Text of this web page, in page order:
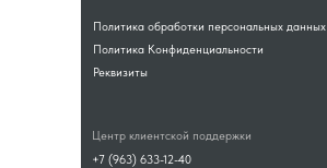
Политика обработки персональных данных
Политика Конфиденциальности
Реквизиты
Центр клиентской поддержки
+7 (963) 633-12-40